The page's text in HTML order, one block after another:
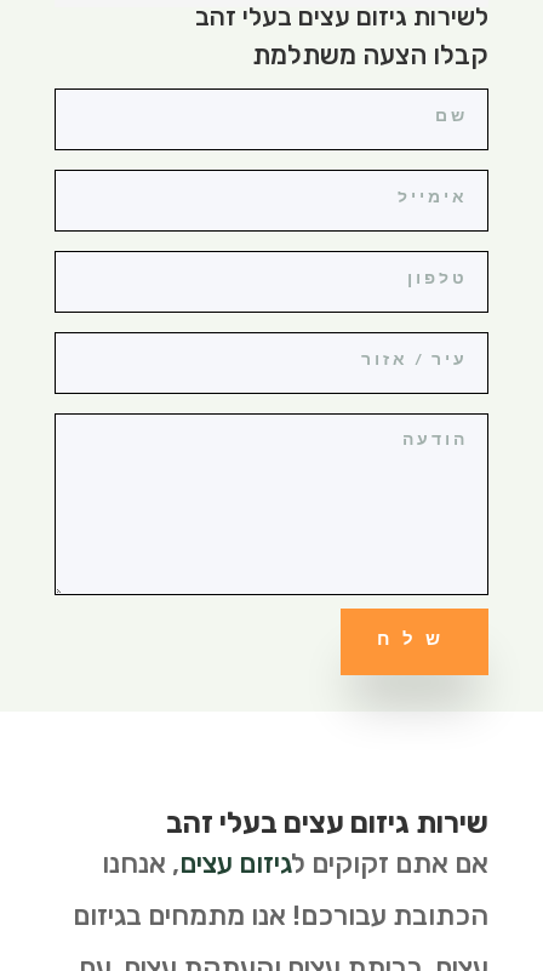
לשירות גיזום עצים בעלי זהב
קבלו הצעה משתלמת
שלח
שירות גיזום עצים בעלי זהב
אם אתם זקוקים לגיזום עצים, אנחנו
הכתובת עבורכם! אנו מתמחים בגיזום